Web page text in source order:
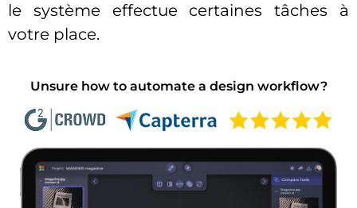
le système effectue certaines tâches à
votre place.
Unsure how to automate a design workflow?